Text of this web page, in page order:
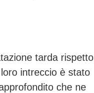
tarda rispetto
intreccio è stato
che ne